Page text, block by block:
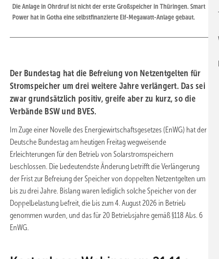
Die Anlage in Ohrdruf ist nicht der erste Großspeicher in Thüringen. Smart
Power hat in Gotha eine selbstfinanzierte Elf-Megawatt-Anlage gebaut.
Der Bundestag hat die Befreiung von Netzentgelten für
Stromspeicher um drei weitere Jahre verlängert. Das sei
zwar grundsätzlich positiv, greife aber zu kurz, so die
Verbände BSW und BVES.
Im Zuge einer Novelle des Energiewirtschaftsgesetzes (EnWG) hat der
Deutsche Bundestag am heutigen Freitag wegweisende
Erleichterungen für den Betrieb von Solarstromspeichern
beschlossen. Die bedeutendste Änderung betrifft die Verlängerung
der Frist zur Befreiung der Speicher von doppelten Netzentgelten um
bis zu drei Jahre. Bislang waren lediglich solche Speicher von der
Doppelbelastung befreit, die bis zum 4. August 2026 in Betrieb
genommen wurden, und das für 20 Betriebsjahre gemäß §118 Abs. 6
EnWG.